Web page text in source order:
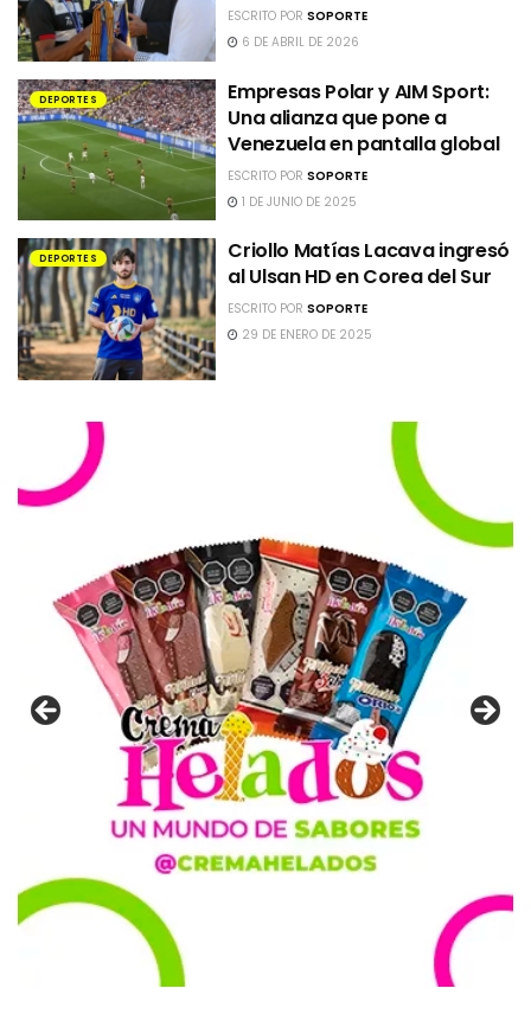
ESCRITO PORSOPORTE
6 DE ABRIL DE 2026
DEPORTES
Empresas Polar y AIM Sport:
Una alianza que pone a
Venezuela en pantalla global
ESCRITO PORSOPORTE
1 DE JUNIO DE 2025
DEPORTES
Criollo Matías Lacava ingresó
al Ulsan HD en Corea del Sur
ESCRITO PORSOPORTE
29 DE ENERO DE 2025